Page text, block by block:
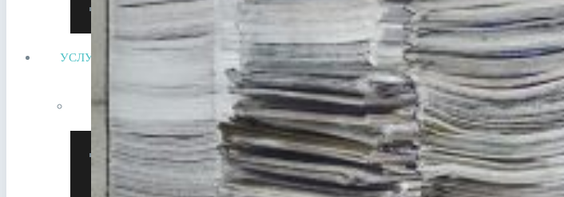
Сдать литиевый аккумулятор
УСЛУГИ
Утилизация металлолома
Утилизация АКБ